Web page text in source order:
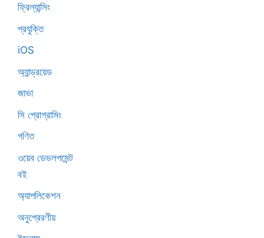
ফ্রিল্যান্সিং
প্রযুক্তি
iOS
অ্যান্ড্রয়েড
জাভা
সি প্রোগ্রামিং
গণিত
ওয়েব ডেভলপমেন্ট
বই
অ্যাপলিকেশন
অনুপ্রেরণীয়